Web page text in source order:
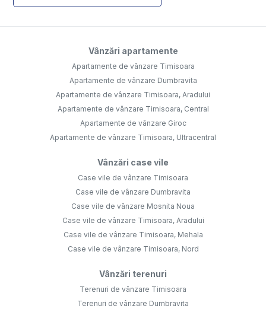
Vânzări apartamente
Apartamente de vânzare Timisoara
Apartamente de vânzare Dumbravita
Apartamente de vânzare Timisoara, Aradului
Apartamente de vânzare Timisoara, Central
Apartamente de vânzare Giroc
Apartamente de vânzare Timisoara, Ultracentral
Vânzări case vile
Case vile de vânzare Timisoara
Case vile de vânzare Dumbravita
Case vile de vânzare Mosnita Noua
Case vile de vânzare Timisoara, Aradului
Case vile de vânzare Timisoara, Mehala
Case vile de vânzare Timisoara, Nord
Vânzări terenuri
Terenuri de vânzare Timisoara
Terenuri de vânzare Dumbravita